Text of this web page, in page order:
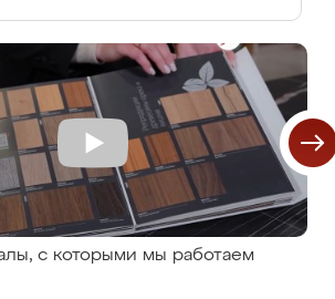
с которыми мы работаем